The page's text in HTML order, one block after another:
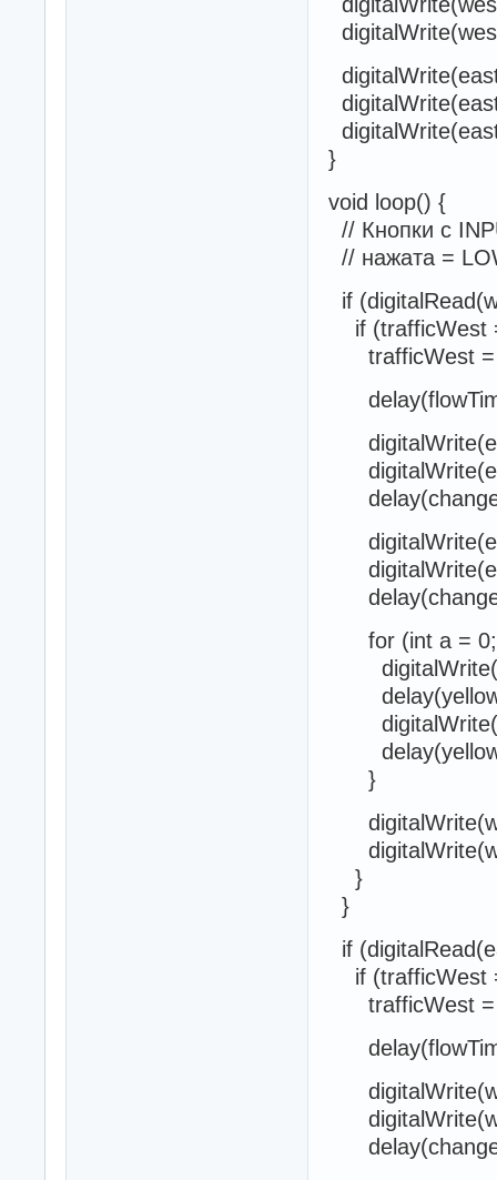
}
void loop() {
// Кнопки с
// нажата =
if
if (trafficWest
trafficWest =
for (int a = 0;
}
}
}
if
if (trafficWest
trafficWest =